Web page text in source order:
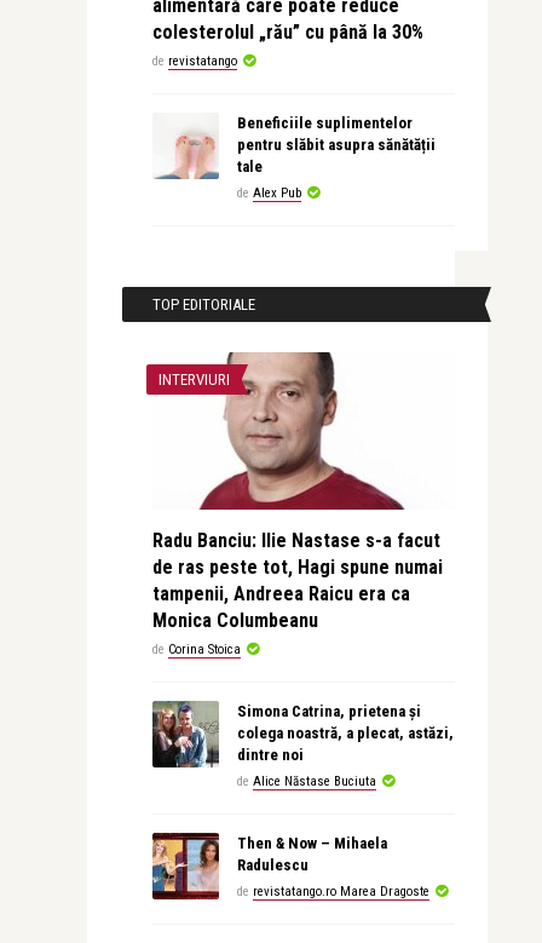
alimentară care poate reduce
colesterolul „rău” cu până la 30%
de revistatango
Beneficiile suplimentelor
pentru slăbit asupra sănătății
tale
de Alex Pub
TOP EDITORIALE
INTERVIURI
Radu Banciu: Ilie Nastase s-a facut
de ras peste tot, Hagi spune numai
tampenii, Andreea Raicu era ca
Monica Columbeanu
de Corina Stoica
Simona Catrina, prietena și
colega noastră, a plecat, astăzi,
dintre noi
de Alice Năstase Buciuta
Then & Now – Mihaela
Radulescu
de revistatango.ro Marea Dragoste